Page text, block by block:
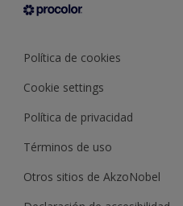
Condiciones generales de venta
Sobre Procolor
Política de cookies
Cookie settings
Política de privacidad
Términos de uso
Otros sitios de AkzoNobel